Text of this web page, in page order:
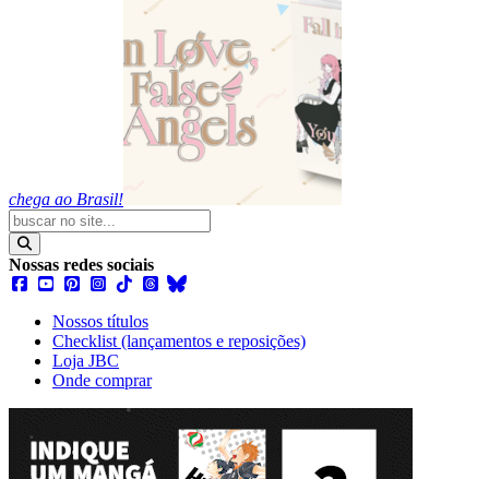
chega ao Brasil!
Nossas redes sociais
Nossos títulos
Checklist (lançamentos e reposições)
Loja JBC
Onde comprar